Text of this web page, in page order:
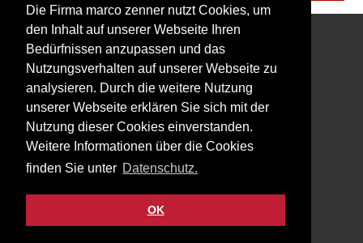
Die Firma marco zenner nutzt Cookies, um
den Inhalt auf unserer Webseite Ihren
Bedürfnissen anzupassen und das
Nutzungsverhalten auf unserer Webseite zu
analysieren. Durch die weitere Nutzung
unserer Webseite erklären Sie sich mit der
Nutzung dieser Cookies einverstanden.
Weitere Informationen über die Cookies
finden Sie unter Datenschutz.
OK
Interessiert an unserem Newsletter?
Impressum
Datenschutz
Kontakt
Facebook